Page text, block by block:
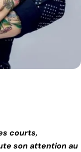
courts,
son attention au